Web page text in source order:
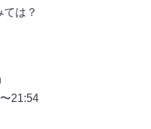
は？
21:54